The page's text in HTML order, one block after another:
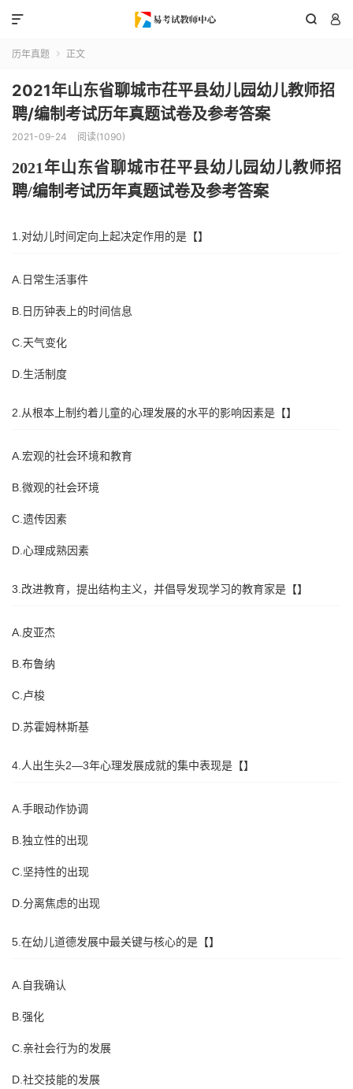
 

历年真题  正文
2021年山东省聊城市茌平县幼儿园幼儿教师招
聘/编制考试历年真题试卷及参考答案
2021-09-24 阅读(1090)
2021 年山东省聊城市茌平县幼儿园幼儿教师招
聘/编制考试历年真题试卷及参考答案
1.对幼儿时间定向上起决定作用的是【】
A.日常生活事件
B.日历钟表上的时间信息
C.天气变化
D.生活制度
2.从根本上制约着儿童的心理发展的水平的影响因素是【】
A.宏观的社会环境和教育
B.微观的社会环境
C.遗传因素
D.心理成熟因素
3.改进教育，提出结构主义，并倡导发现学习的教育家是【】
A.皮亚杰
B.布鲁纳
C.卢梭
D.苏霍姆林斯基
4.人出生头2—3年心理发展成就的集中表现是【】
A.手眼动作协调
B.独立性的出现
C.坚持性的出现
D.分离焦虑的出现
5.在幼儿道德发展中最关键与核心的是【】
A.自我确认
B.强化
C.亲社会行为的发展
D.社交技能的发展